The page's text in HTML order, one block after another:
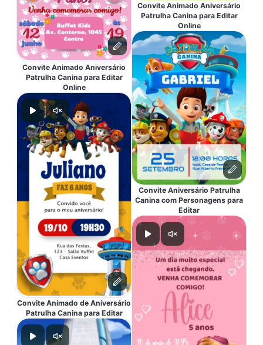
Convite Animado Aniversário
Patrulha Canina para Editar
Online
Convite Animado de Aniversário
Patrulha Canina para Editar
Convite Animado Aniversário
Patrulha Canina para Editar
Online
Convite Aniversário Patrulha
Canina com Personagens para
Editar